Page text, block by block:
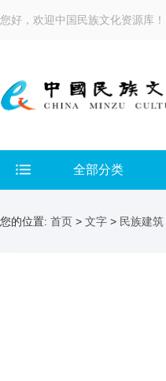
您好，欢迎中国民族文化资源库！
全部分类
您的位置: 首页 > 文字 > 民族建筑